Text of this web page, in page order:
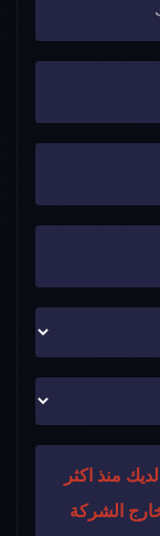
منذ اكثر
الشركة